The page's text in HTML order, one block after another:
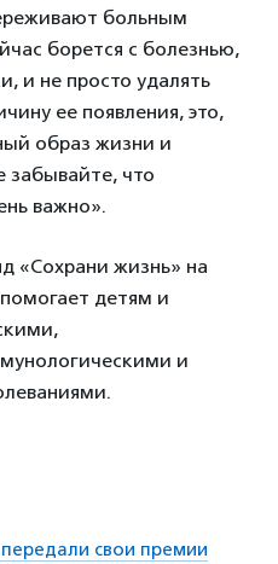
больным
борется с болезнью,
и не просто удалять
ее появления, это,
образ жизни и
забывайте, что
важно».
«Сохрани жизнь» на
детям и
и
свои премии